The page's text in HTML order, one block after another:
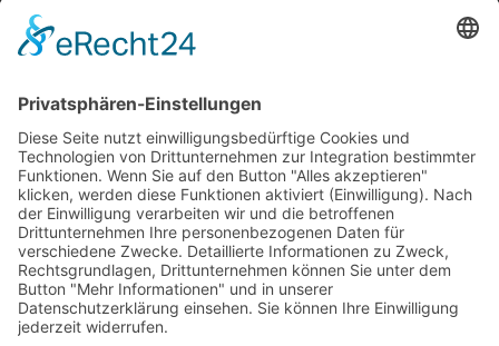
SG Shop
Sponsoren
Kontakt
Social Media
Rechtliches